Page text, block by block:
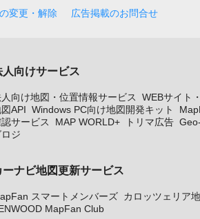
変更・解除
広告掲載のお問合せ
人向けサービス
向け地図・位置情報サービス
WEBサイト
API Windows PC向け地図開発キット
サービス
MAP WORLD+ トリマ広告
ジ
ーナビ地図更新サービス
スマートメンバーズ カロッツェリア
MapFan Club